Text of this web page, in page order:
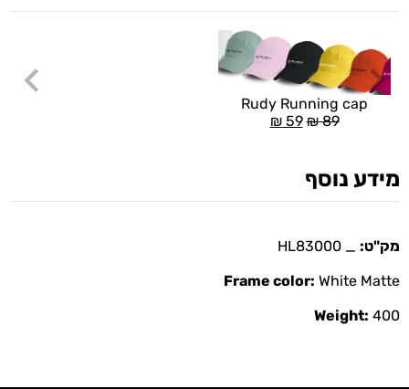
Rudy Running cap
₪89
₪59
מידע נוסף
מק"ט:
Frame color: White Matte
Weight: 400